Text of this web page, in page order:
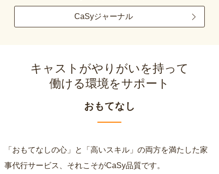
CaSyジャーナル
キャストがやりがいを持って
働ける環境をサポート
おもてなし
「おもてなしの心」と「高いスキル」の両方を満たした家
事代行サービス、それこそがCaSy品質です。